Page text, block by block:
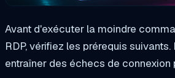
Avant d'exécuter la moindre
RDP, vérifiez les prérequis
entraîner des échecs de connexion